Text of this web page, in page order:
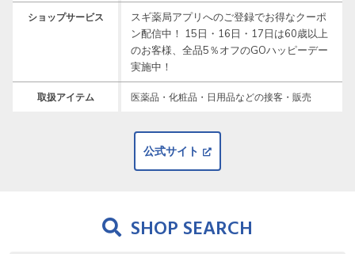
ショップサービス
スギ薬局アプリへのご登録でお得なクーポ
ン配信中！ 15日・16日・17日は60歳以上
のお客様、全品5％オフのGOハッピーデー
実施中！
取扱アイテム 医薬品・化粧品・日用品などの接客・販売
公式サイト
SHOP SEARCH